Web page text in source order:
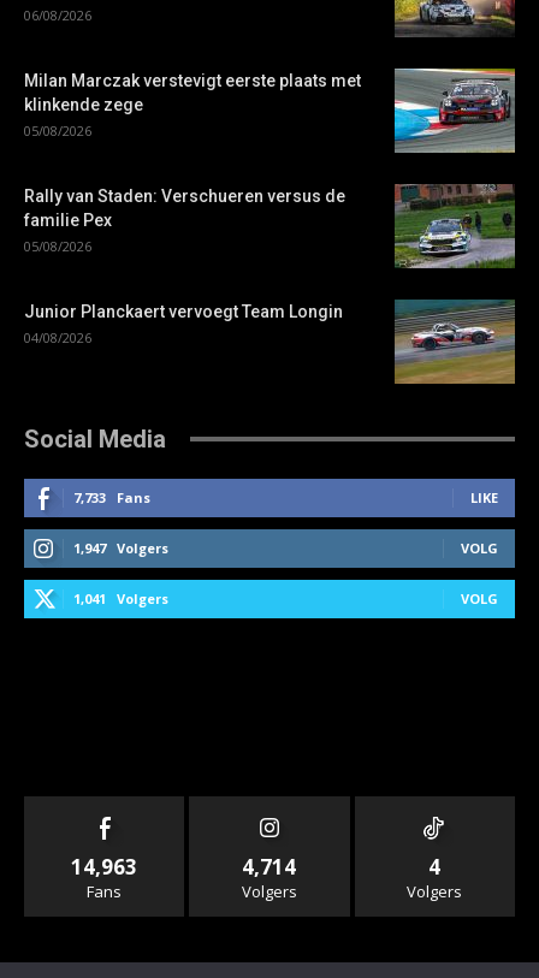
06/08/2026
Milan Marczak verstevigt eerste plaats met
klinkende zege
05/08/2026
Rally van Staden: Verschueren versus de
familie Pex
05/08/2026
Junior Planckaert vervoegt Team Longin
04/08/2026
Social Media
7,733 Fans LIKE
1,947 Volgers VOLG
1,041 Volgers VOLG
14,963
Fans
4,714
Volgers
4
Volgers